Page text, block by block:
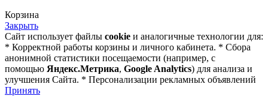
Корзина
Закрыть
Сайт использует файлы cookie и аналогичные технологии для:
* Корректной работы корзины и личного кабинета. * Сбора
анонимной статистики посещаемости (например, с
помощью Яндекс.Метрика, Google Analytics) для анализа и
улучшения Сайта. * Персонализации рекламных объявлений
Принять